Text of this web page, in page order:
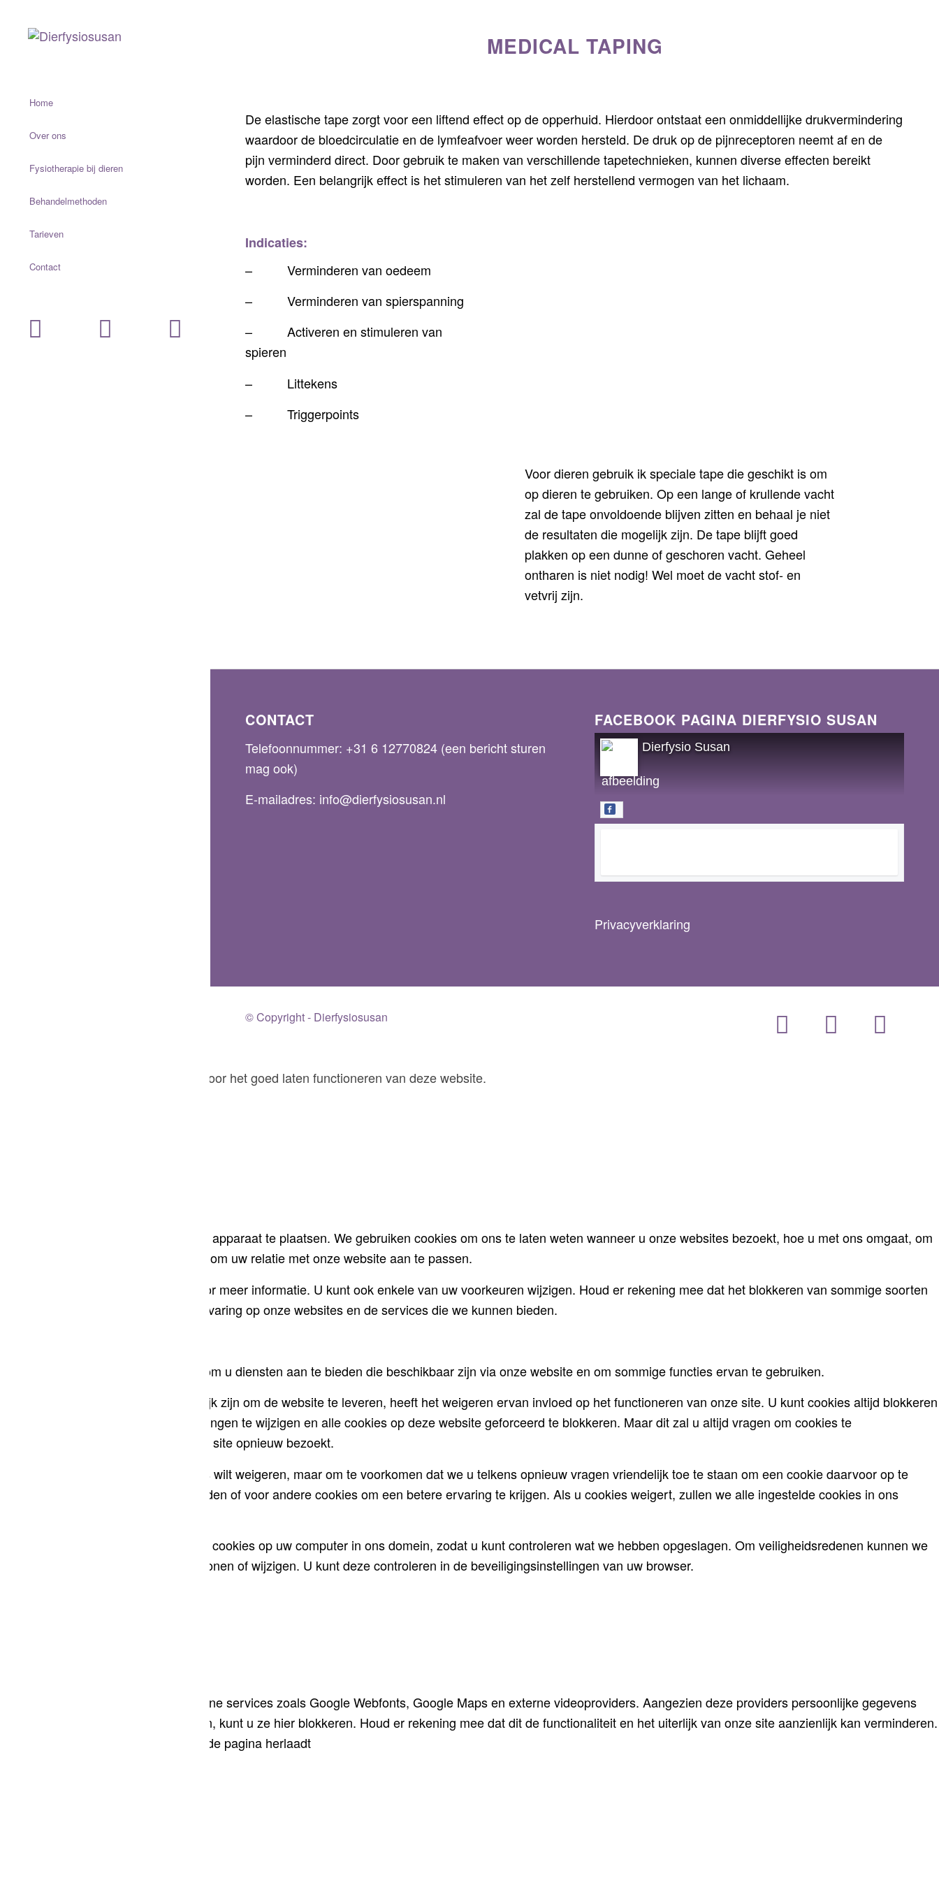
Home
Over ons
Fysiotherapie bij dieren
Behandelmethoden
Tarieven
Contact
MEDICAL TAPING
De elastische tape zorgt voor een liftend effect op de opperhuid. Hierdoor ontstaat een onmiddellijke drukvermindering
waardoor de bloedcirculatie en de lymfeafvoer weer worden hersteld. De druk op de pijnreceptoren neemt af en de
pijn verminderd direct. Door gebruik te maken van verschillende tapetechnieken, kunnen diverse effecten bereikt
worden. Een belangrijk effect is het stimuleren van het zelf herstellend vermogen van het lichaam.
Indicaties:
– Verminderen van oedeem
– Verminderen van spierspanning
– Activeren en stimuleren van
spieren
– Littekens
– Triggerpoints
Voor dieren gebruik ik speciale tape die geschikt is om
op dieren te gebruiken. Op een lange of krullende vacht
zal de tape onvoldoende blijven zitten en behaal je niet
de resultaten die mogelijk zijn. De tape blijft goed
plakken op een dunne of geschoren vacht. Geheel
ontharen is niet nodig! Wel moet de vacht stof- en
vetvrij zijn.
CONTACT
Telefoonnummer: +31 6 12770824 (een bericht sturen
mag ook)
E-mailadres: info@dierfysiosusan.nl
FACEBOOK PAGINA DIERFYSIO SUSAN
Dierfysio Susan
Privacyverklaring
© Copyright - Dierfysiosusan
Er worden cookies gebruikt voor het goed laten functioneren van deze website.
We kunnen vragen om cookies op uw apparaat te plaatsen. We gebruiken cookies om ons te laten weten wanneer u onze websites bezoekt, hoe u met ons omgaat, om
uw gebruikerservaring te verrijken en om uw relatie met onze website aan te passen.
Klik op de verschillende rubrieken voor meer informatie. U kunt ook enkele van uw voorkeuren wijzigen. Houd er rekening mee dat het blokkeren van sommige soorten
cookies van invloed kan zijn op uw ervaring op onze websites en de services die we kunnen bieden.
Deze cookies zijn strikt noodzakelijk om u diensten aan te bieden die beschikbaar zijn via onze website en om sommige functies ervan te gebruiken.
Omdat deze cookies strikt noodzakelijk zijn om de website te leveren, heeft het weigeren ervan invloed op het functioneren van onze site. U kunt cookies altijd blokkeren
of verwijderen door uw browserinstellingen te wijzigen en alle cookies op deze website geforceerd te blokkeren. Maar dit zal u altijd vragen om cookies te
accepteren/weigeren wanneer u onze site opnieuw bezoekt.
We respecteren volledig als u cookies wilt weigeren, maar om te voorkomen dat we u telkens opnieuw vragen vriendelijk toe te staan om een cookie daarvoor op te
slaan. U bent altijd vrij om u af te melden of voor andere cookies om een betere ervaring te krijgen. Als u cookies weigert, zullen we alle ingestelde cookies in ons
We bieden u een lijst met opgeslagen cookies op uw computer in ons domein, zodat u kunt controleren wat we hebben opgeslagen. Om veiligheidsredenen kunnen we
geen cookies van andere domeinen tonen of wijzigen. U kunt deze controleren in de beveiligingsinstellingen van uw browser.
We gebruiken ook verschillende externe services zoals Google Webfonts, Google Maps en externe videoproviders. Aangezien deze providers persoonlijke gegevens
zoals uw IP-adres kunnen verzamelen, kunt u ze hier blokkeren. Houd er rekening mee dat dit de functionaliteit en het uiterlijk van onze site aanzienlijk kan verminderen.
Wijzigingen zijn pas effectief zodra u de pagina herlaadt